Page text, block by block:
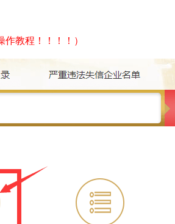
作教程！！！！）